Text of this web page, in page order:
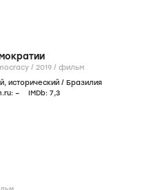
The Edge of Democracy / 2019 / фильм
, исторический / Бразилия
– IMDb: 7,3